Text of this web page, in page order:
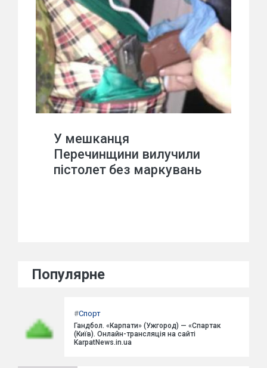
У мешканця
Перечинщини вилучили
пістолет без маркувань
Популярне
#Спорт
Гандбол. «Карпати» (Ужгород) — «Спартак
(Київ). Онлайн-трансляція на сайті
KarpatNews.in.ua